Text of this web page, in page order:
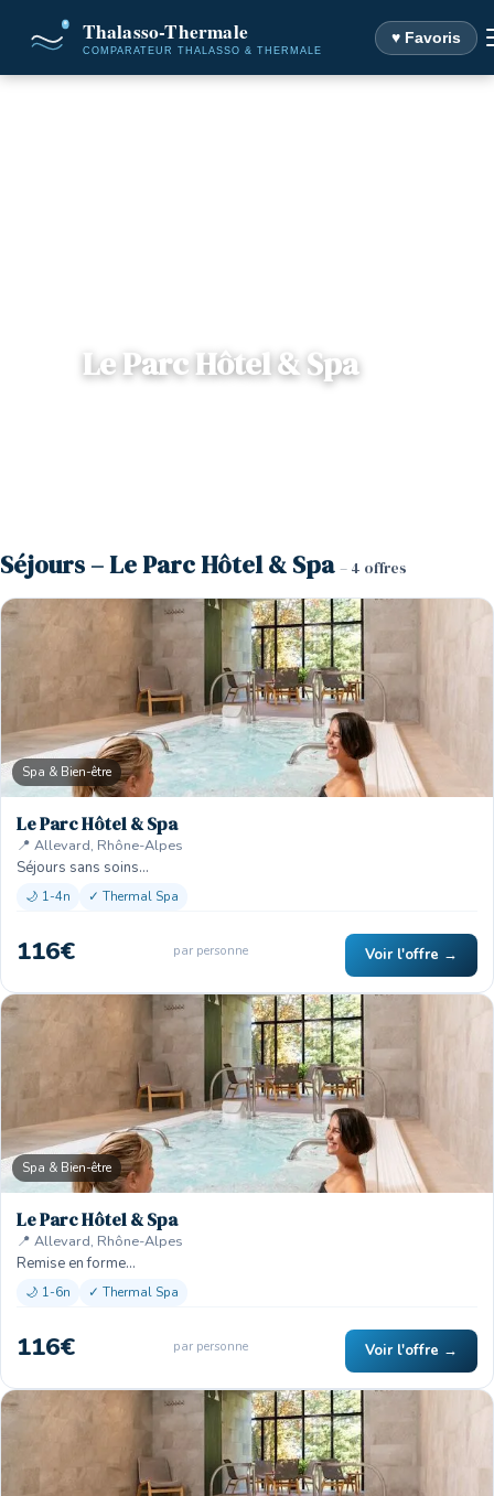
♥ Favoris
Le Parc Hôtel & Spa
Séjours – Le Parc Hôtel & Spa – 4 offres
Spa & Bien-être
Le Parc Hôtel & Spa
📍 Allevard, Rhône-Alpes
Séjours sans soins…
🌙 1-4n ✓ Thermal Spa
116€ par personne Voir l'offre →
Spa & Bien-être
Le Parc Hôtel & Spa
📍 Allevard, Rhône-Alpes
Remise en forme…
🌙 1-6n ✓ Thermal Spa
116€ par personne Voir l'offre →